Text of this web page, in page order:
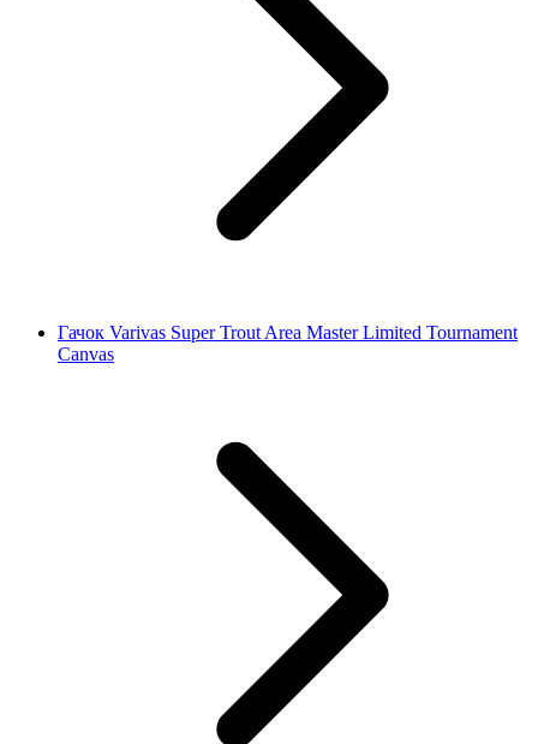
Гачок Varivas Super Trout Area Master Limited Tournament
Canvas